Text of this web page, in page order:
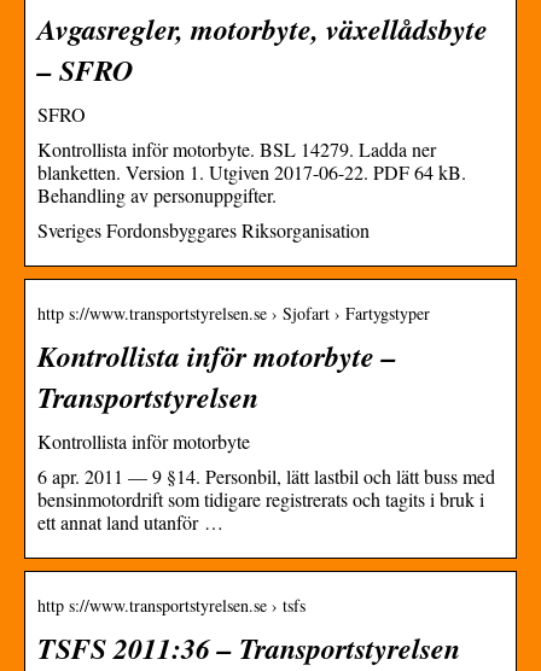
Avgasregler, motorbyte, växellådsbyte
– SFRO
SFRO
Kontrollista inför motorbyte. BSL 14279. Ladda ner
blanketten. Version 1. Utgiven 2017-06-22. PDF 64 kB.
Behandling av personuppgifter.
Sveriges Fordonsbyggares Riksorganisation
http s://www.transportstyrelsen.se › Sjofart › Fartygstyper
Kontrollista inför motorbyte –
Transportstyrelsen
Kontrollista inför motorbyte
6 apr. 2011 — 9 §14. Personbil, lätt lastbil och lätt buss med
bensinmotordrift som tidigare registrerats och tagits i bruk i
ett annat land utanför …
http s://www.transportstyrelsen.se › tsfs
TSFS 2011:36 – Transportstyrelsen